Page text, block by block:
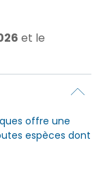
et le
offre une
espèces dont